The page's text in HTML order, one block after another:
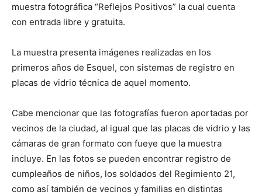
muestra fotográfica “Reflejos Positivos” la cual cuenta
con entrada libre y gratuita.
La muestra presenta imágenes realizadas en los
primeros años de Esquel, con sistemas de registro en
placas de vidrio técnica de aquel momento.
Cabe mencionar que las fotografías fueron aportadas por
vecinos de la ciudad, al igual que las placas de vidrio y las
cámaras de gran formato con fueye que la muestra
incluye. En las fotos se pueden encontrar registro de
cumpleaños de niños, los soldados del Regimiento 21,
como así también de vecinos y familias en distintas